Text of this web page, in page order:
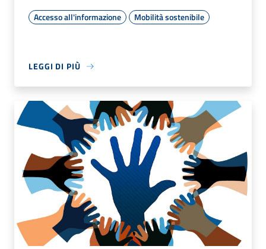
Accesso all'informazione Mobilità sostenibile
LEGGI DI PIÙ